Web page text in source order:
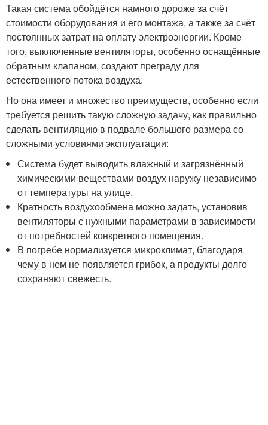
Такая система обойдётся намного дороже за счёт
стоимости оборудования и его монтажа, а также за счёт
постоянных затрат на оплату электроэнергии. Кроме
того, выключенные вентиляторы, особенно оснащённые
обратным клапаном, создают преграду для
естественного потока воздуха.
Но она имеет и множество преимуществ, особенно если
требуется решить такую сложную задачу, как правильно
сделать вентиляцию в подвале большого размера со
сложными условиями эксплуатации:
Система будет выводить влажный и загрязнённый
химическими веществами воздух наружу независимо
от температуры на улице.
Кратность воздухообмена можно задать, установив
вентиляторы с нужными параметрами в зависимости
от потребностей конкретного помещения.
В погребе нормализуется микроклимат, благодаря
чему в нем не появляется грибок, а продукты долго
сохраняют свежесть.